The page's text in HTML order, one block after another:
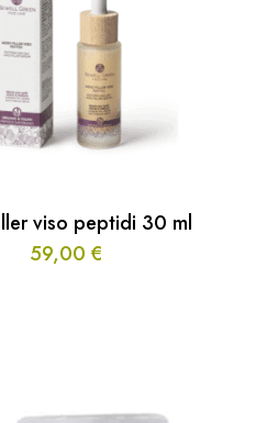
viso peptidi 30 ml
59,00€